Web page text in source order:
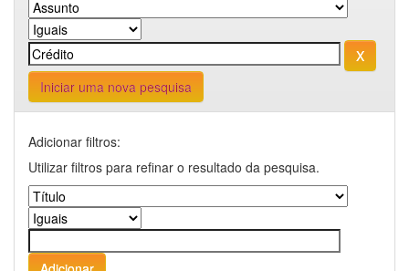
Iniciar uma nova pesquisa
Adicionar filtros:
Utilizar filtros para refinar o resultado da pesquisa.